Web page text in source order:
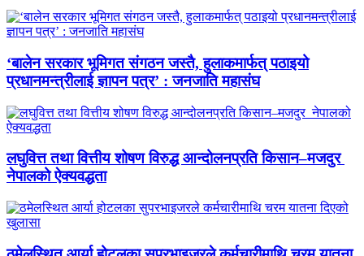
‘बालेन सरकार भूमिगत संगठन जस्तै, हुलाकमार्फत् पठाइयो
प्रधानमन्त्रीलाई ज्ञापन पत्र’ : जनजाति महासंघ
लघुवित्त तथा वित्तीय शोषण विरुद्ध आन्दोलनप्रति किसान–मजदुर
नेपालको ऐक्यवद्धता